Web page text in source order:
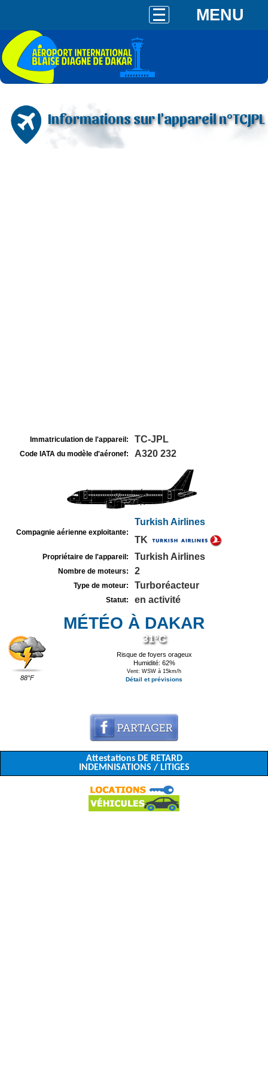
MENU
Informations sur l'appareil n°TCJPL
Immatriculation de l'appareil: TC-JPL
Code IATA du modèle d'aéronef: A320 232
Compagnie aérienne exploitante:
Turkish Airlines
TK
Propriétaire de l'appareil: Turkish Airlines
Nombre de moteurs: 2
Type de moteur: Turboréacteur
Statut: en activité
MÉTÉO À DAKAR
88°F
31°C
Risque de foyers orageux
Humidité: 62%
Vent: WSW à 15km/h
Détail et prévisions
Attestations DE RETARD
INDEMNISATIONS / LITIGES